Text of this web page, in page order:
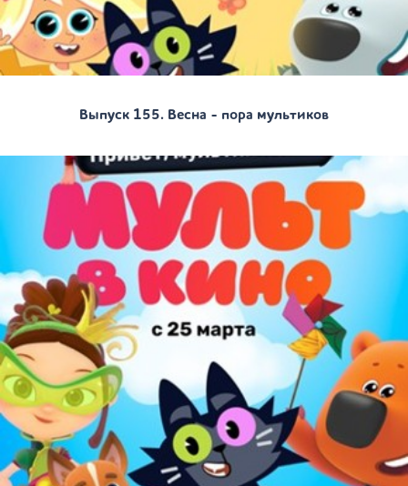
Выпуск 155. Весна - пора мультиков